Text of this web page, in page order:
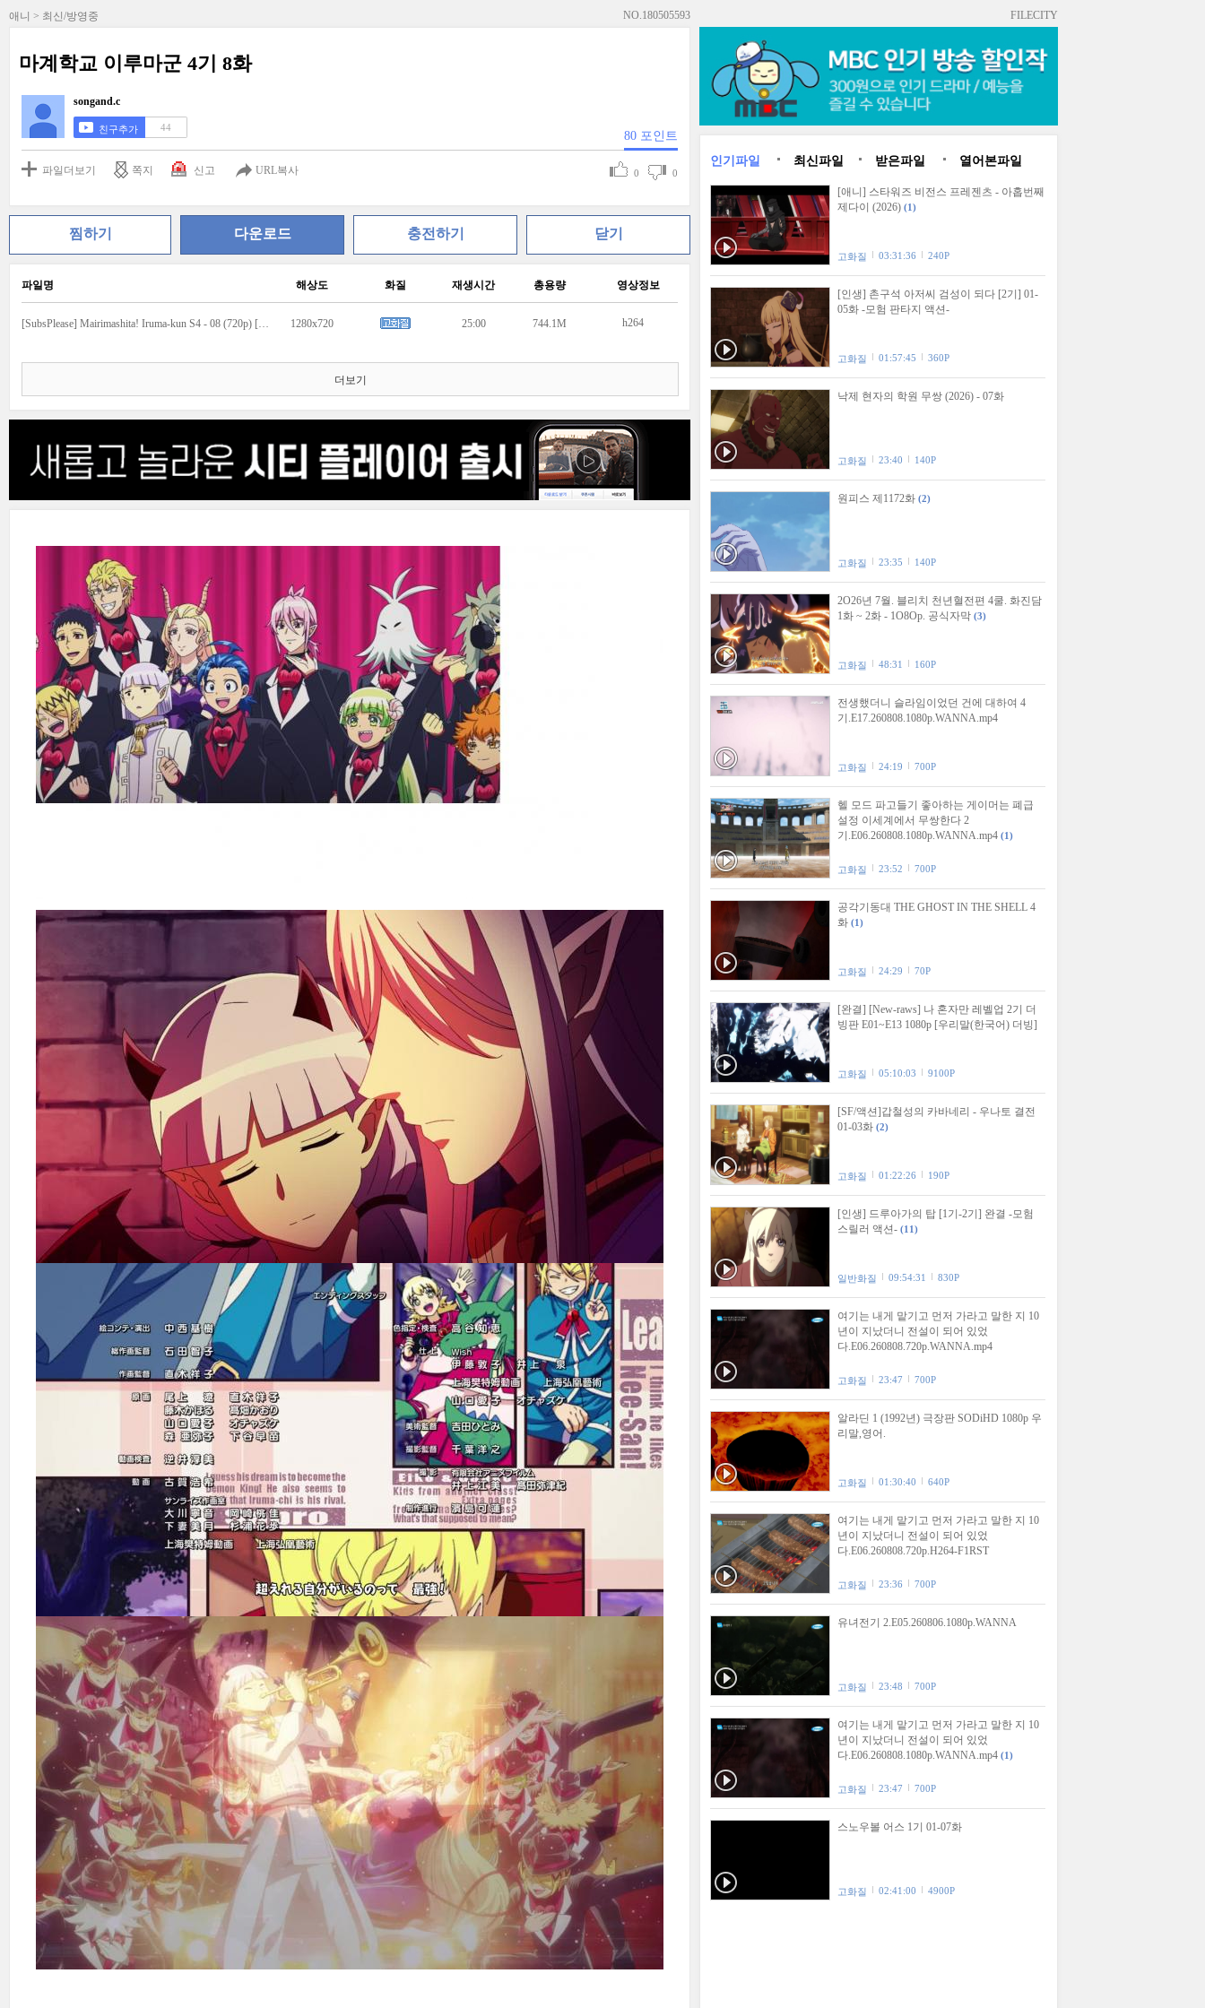
애니 > 최신/방영중 NO.180505593
마계학교 이루마군 4기 8화
songand.c
친구추가 44
80 포인트
파일더보기 쪽지 신고 URL복사 0 0
찜하기 다운로드 충전하기 닫기
파일명 해상도 화질 재생시간 총용량 영상정보
[SubsPlease] Mairimashita! Iruma-kun S4 - 08 (720p) [7E1ABE04].mkv 1280x720 25:00 744.1M h264
더보기
FILECITY
인기파일 최신파일 받은파일 열어본파일
[애니] 스타워즈 비전스 프레젠츠 - 아홉번째
제다이 (2026) (1)
고화질 03:31:36 240P
[인생] 촌구석 아저씨 검성이 되다 [2기] 01-
05화 -모험 판타지 액션-
고화질 01:57:45 360P
낙제 현자의 학원 무쌍 (2026) - 07화
고화질 23:40 140P
원피스 제1172화 (2)
고화질 23:35 140P
2O26년 7월. 블리치 천년혈전편 4쿨. 화진담
1화 ~ 2화 - 1O8Op. 공식자막 (3)
고화질 48:31 160P
전생했더니 슬라임이었던 건에 대하여 4
기.E17.260808.1080p.WANNA.mp4
고화질 24:19 700P
헬 모드 파고들기 좋아하는 게이머는 폐급
설정 이세계에서 무쌍한다 2
기.E06.260808.1080p.WANNA.mp4 (1)
고화질 23:52 700P
공각기동대 THE GHOST IN THE SHELL 4
화 (1)
고화질 24:29 70P
[완결] [New-raws] 나 혼자만 레벨업 2기 더
빙판 E01~E13 1080p [우리말(한국어) 더빙]
고화질 05:10:03 9100P
[SF/액션]갑철성의 카바네리 - 우나토 결전
01-03화 (2)
고화질 01:22:26 190P
[인생] 드루아가의 탑 [1기-2기] 완결 -모험
스릴러 액션- (11)
일반화질 09:54:31 830P
여기는 내게 맡기고 먼저 가라고 말한 지 10
년이 지났더니 전설이 되어 있었
다.E06.260808.720p.WANNA.mp4
고화질 23:47 700P
알라딘 1 (1992년) 극장판 SODiHD 1080p 우
리말,영어.
고화질 01:30:40 640P
여기는 내게 맡기고 먼저 가라고 말한 지 10
년이 지났더니 전설이 되어 있었
다.E06.260808.720p.H264-F1RST
고화질 23:36 700P
유녀전기 2.E05.260806.1080p.WANNA
고화질 23:48 700P
여기는 내게 맡기고 먼저 가라고 말한 지 10
년이 지났더니 전설이 되어 있었
다.E06.260808.1080p.WANNA.mp4 (1)
고화질 23:47 700P
스노우볼 어스 1기 01-07화
고화질 02:41:00 4900P